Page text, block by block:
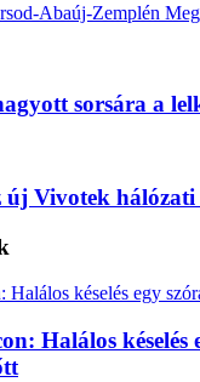
Abaúj-Zemplén
sorsára a
új Vivotek
Halálos késelés